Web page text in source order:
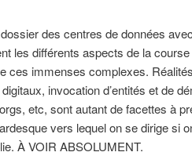
des centres de données
les différents aspects de la course
ces immenses complexes.
invocation d’entités et de
etc, sont autant de facettes à
vers lequel on se dirige si
À VOIR ABSOLUMENT.